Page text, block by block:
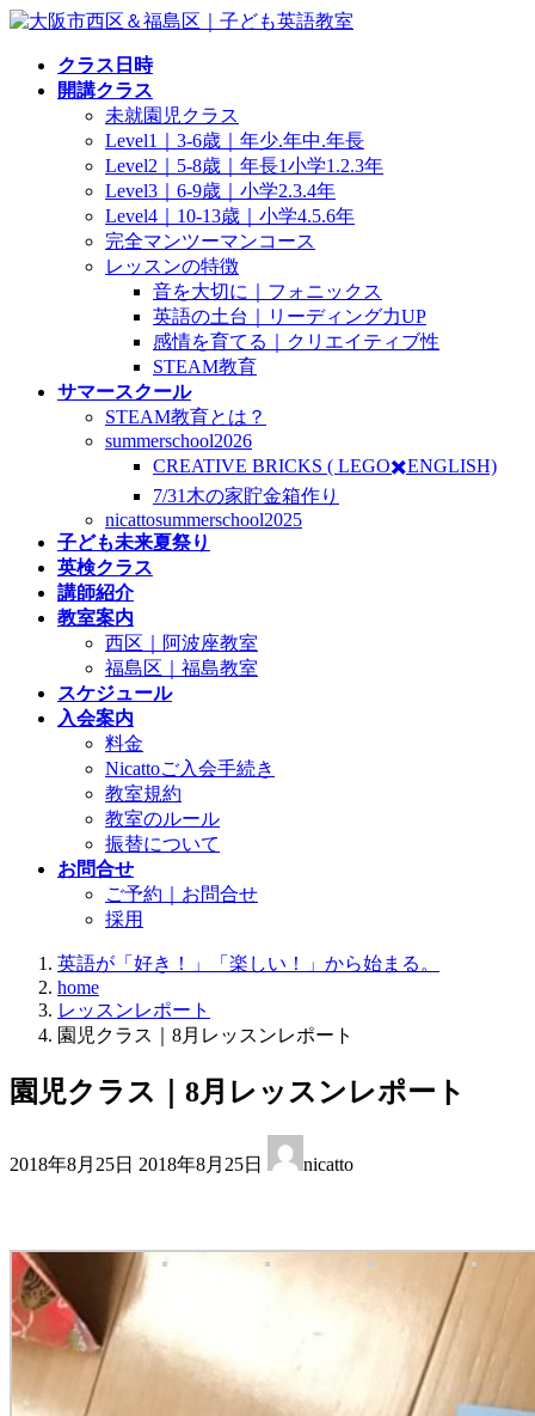
コ
ナ
クラス日時
開講クラス
未就園児クラス
Level1｜3-6歳｜年少.年中.年長
Level2｜5-8歳｜年長1小学1.2.3年
Level3｜6-9歳｜小学2.3.4年
Level4｜10-13歳｜小学4.5.6年
完全マンツーマンコース
レッスンの特徴
音を大切に｜フォニックス
英語の土台｜リーディング力UP
感情を育てる｜クリエイティブ性
STEAM教育
サマースクール
STEAM教育とは？
summerschool2026
CREATIVE BRICKS ( LEGO✖️ENGLISH)
7/31木の家貯金箱作り
nicattosummerschool2025
子ども未来夏祭り
英検クラス
講師紹介
教室案内
西区｜阿波座教室
福島区｜福島教室
スケジュール
入会案内
料金
Nicattoご入会手続き
教室規約
教室のルール
振替について
お問合せ
ご予約｜お問合せ
採用
英語が「好き！」「楽しい！」から始まる。
home
レッスンレポート
園児クラス｜8月レッスンレポート
園児クラス｜8月レッスンレポート
2018年8月25日 終
日
時
:
2018年8月25日 nicatto